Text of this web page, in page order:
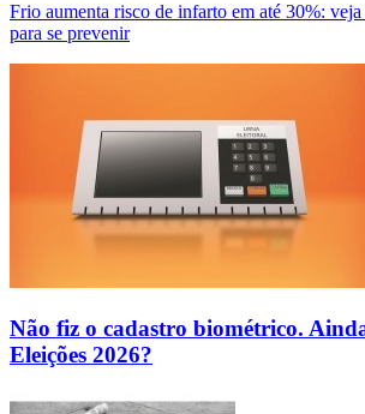
Frio aumenta risco de infarto em até 30%:
para se prevenir
Não fiz o cadastro biométrico.
Eleições 2026?